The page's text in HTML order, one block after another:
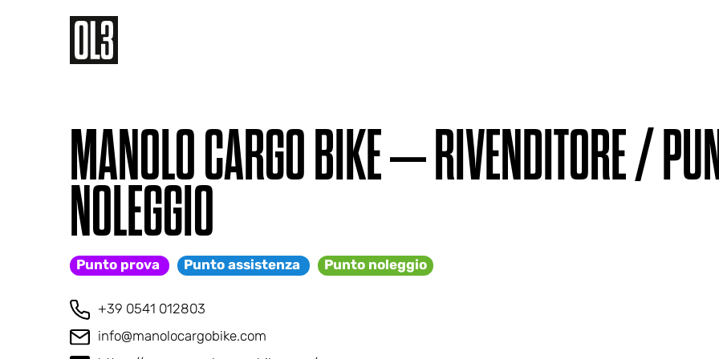
MANOLO CARGO BIKE – RIVENDITORE /
NOLEGGIO
Punto prova Punto assistenza Punto noleggio
+39 0541 012803
info@manolocargobike.com